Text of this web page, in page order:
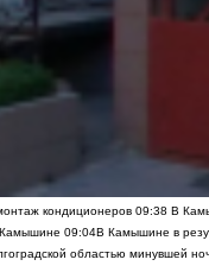
кондиционеров 09:38 В
Камышине 09:04В Камышине в
областью минувшей